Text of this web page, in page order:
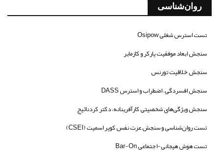
روان‌شناسی
تست استرس شغلی Osipow
سنجش ابعاد موفقیت پارکر و کازمایر
سنجش خلاقیت تورنس
سنجش افسردگی، اضطراب و استرس DASS
سنجش ویژگی‌های شخصیتی کارآفرینانه، دکتر کردنائیج
تست روان‌شناسی و سنجش عزت نفس کوپر اسمیت (CSEI)
تست هوش هیجانی-اجتماعی Bar-On